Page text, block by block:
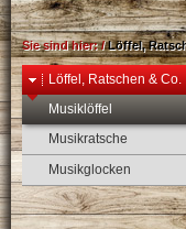
Sie sind hier:/Löffel,
Löffel, Ratschen & Co.
Musiklöffel
Musikratsche
Musikglocken